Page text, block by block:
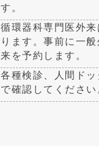
す。
循環器科専門医外
ります。事前に一
来を予約します。
各種検診、人間ド
で確認してください